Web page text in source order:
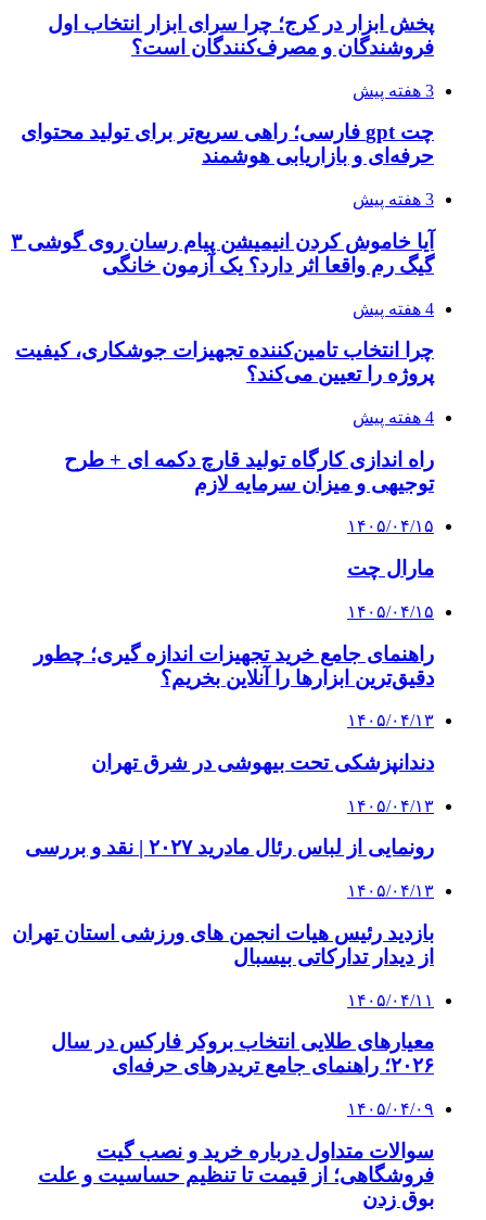
پخش ابزار در کرج؛ چرا سرای ابزار انتخاب اول
فروشندگان و مصرف‌کنندگان است؟
3 هفته پیش
چت gpt فارسی؛ راهی سریع‌تر برای تولید محتوای
حرفه‌ای و بازاریابی هوشمند
3 هفته پیش
آیا خاموش کردن انیمیشن پیام رسان روی گوشی ۳
گیگ رم واقعا اثر دارد؟ یک آزمون خانگی
4 هفته پیش
چرا انتخاب تامین‌کننده تجهیزات جوشکاری، کیفیت
پروژه را تعیین می‌کند؟
4 هفته پیش
راه اندازی کارگاه تولید قارچ دکمه ای + طرح
توجیهی و میزان سرمایه لازم
۱۴۰۵/۰۴/۱۵
مارال چت
۱۴۰۵/۰۴/۱۵
راهنمای جامع خرید تجهیزات اندازه گیری؛ چطور
دقیق‌ترین ابزارها را آنلاین بخریم؟
۱۴۰۵/۰۴/۱۳
دندانپزشکی تحت بیهوشی در شرق تهران
۱۴۰۵/۰۴/۱۳
رونمایی از لباس رئال مادرید ۲۰۲۷ | نقد و بررسی
۱۴۰۵/۰۴/۱۳
بازدید رئیس هیات انجمن های ورزشی استان تهران
از دیدار تدارکاتی بیسبال
۱۴۰۵/۰۴/۱۱
معیارهای طلایی انتخاب بروکر فارکس در سال
۲۰۲۶؛ راهنمای جامع تریدرهای حرفه‌ای
۱۴۰۵/۰۴/۰۹
سوالات متداول درباره خرید و نصب گیت
فروشگاهی؛ از قیمت تا تنظیم حساسیت و علت
بوق زدن